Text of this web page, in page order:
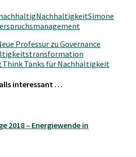
NachhaltigkeitSimone
Professur zu Governance
Think Tanks für Nachhaltigkeit
interessant …
2018 – Energiewende in